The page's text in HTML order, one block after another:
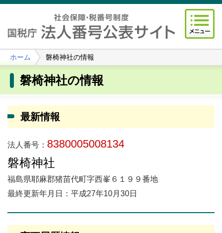
ホーム 磐椅神社の情報
磐椅神社の情報
最新情報
法人番号： 8380005008134
磐椅神社
福島県耶麻郡猪苗代町字西峯６１９９番地
最終更新年月日：平成27年10月30日